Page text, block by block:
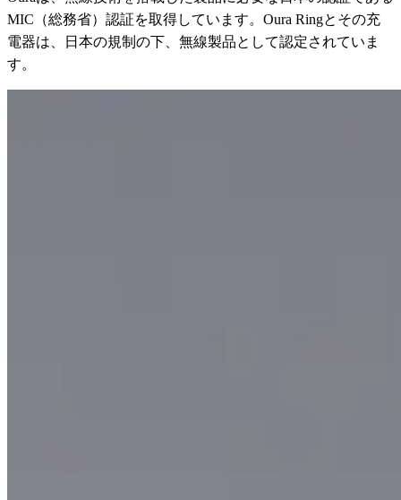
MIC（総務省）認証を取得しています。Oura Ringとその充
電器は、日本の規制の下、無線製品として認定されていま
す。